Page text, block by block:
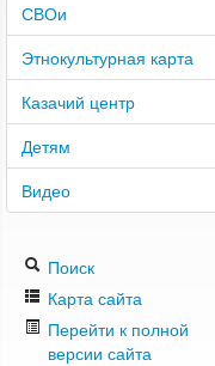
СВОи
Этнокультурная карта
Казачий центр
Детям
Видео
Поиск
Карта сайта
Перейти к полной
версии сайта